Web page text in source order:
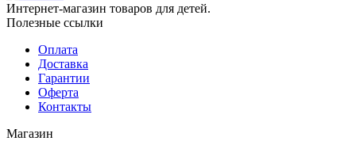
Интернет-магазин товаров для детей.
Полезные ссылки
Оплата
Доставка
Гарантии
Оферта
Контакты
Магазин